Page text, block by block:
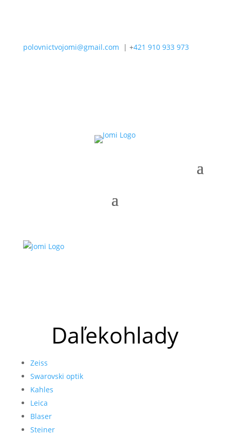
polovnictvojomi@gmail.com | +421 910 933 973
Daľekohlady
Zeiss
Swarovski optik
Kahles
Leica
Blaser
Steiner